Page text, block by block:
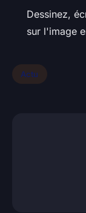
Dessinez,
sur l'image
Actu